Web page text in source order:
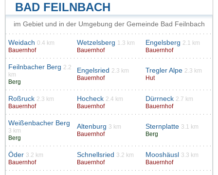
BAD FEILNBACH
im Gebiet und in der Umgebung der Gemeinde Bad Feilnbach
Weidach 0.4 km
Bauernhof
Wetzelsberg 1.3 km
Bauernhof
Engelsberg 2.1 km
Bauernhof
Feilnbacher Berg 2.2
km
Berg
Engelsried 2.3 km
Bauernhof
Tregler Alpe 2.3 km
Hut
Roßruck 2.3 km
Bauernhof
Hocheck 2.4 km
Bauernhof
Dürrneck 2.7 km
Bauernhof
Weißenbacher Berg
3 km
Berg
Altenburg 3 km
Bauernhof
Sternplatte 3.1 km
Berg
Öder 3.2 km
Bauernhof
Schnellsried 3.2 km
Bauernhof
Mooshäusl
3.3 km
Bauernhof